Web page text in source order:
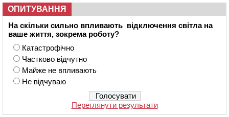
ОПИТУВАННЯ
На скільки сильно впливають відключення світла на
ваше життя, зокрема роботу?
Катастрофічно
Частково відчутно
Майже не впливають
Не відчуваю
Переглянути результати